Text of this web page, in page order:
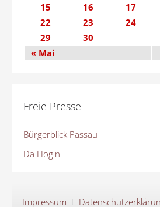
15
16 17
22
23 24
29
30
« Mai
Freie Presse
Bürgerblick Passau
Da Hog'n
Impressum